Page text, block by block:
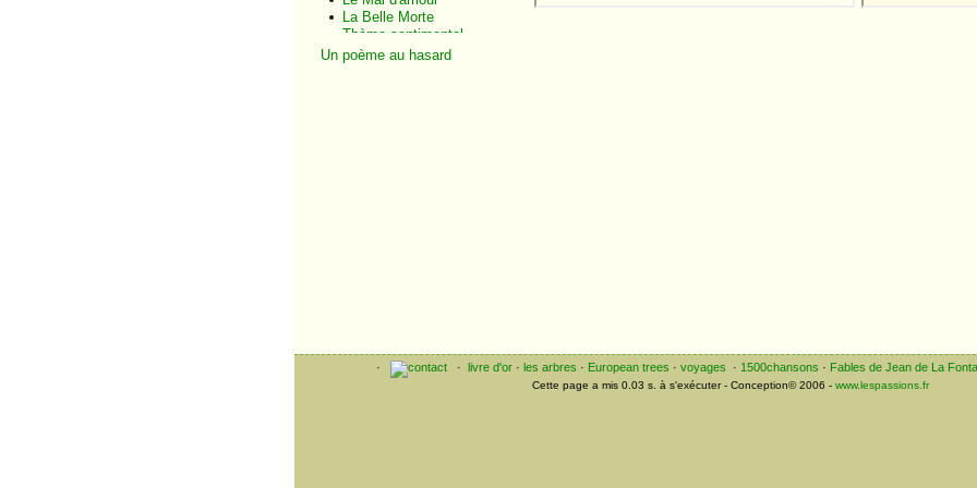
La Belle Morte
Thème sentimental
Amour immaculé
Le Saxe de famille
Un poème au hasard
· · livre d'or · les arbres · European trees · voyages · 1500chansons · Fables de Jean de La
Cette page a mis 0.03 s. à s'exécuter - Conception© 2006 - www.lespassions.fr